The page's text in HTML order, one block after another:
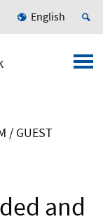
English
/ GUEST
and